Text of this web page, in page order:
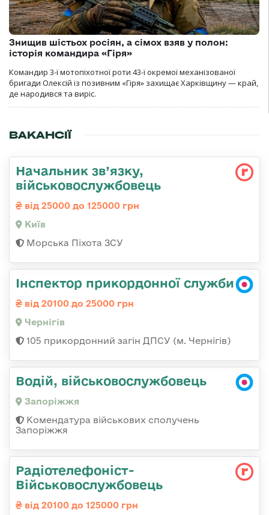
Знищив шістьох росіян, а сімох взяв у полон:
історія командира «Гіря»
Командир 3-ї мотопіхотної роти 43-ї окремої механізованої
бригади Олексій із позивним «Гіря» захищає Харківщину — край,
де народився та виріс.
ВАКАНСІЇ
Начальник зв’язку,
військовослужбовець
від 25000 до 125000 грн
Київ
Морська Піхота ЗСУ
Інспектор прикордонної служби
від 20100 до 25000 грн
Чернігів
105 прикордонний загін ДПСУ (м. Чернігів)
Водій, військовослужбовець
Запоріжжя
Комендатура військових сполучень
Запоріжжя
Радіотелефоніст-
Військовослужбовець
від 20100 до 125000 грн